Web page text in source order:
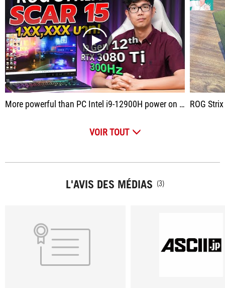
play
More powerful than PC Intel i9-12900H power on ROG STRIX SCAR 15, the world's most powerful notebook (now). ROG Strix
VOIR TOUT
L'AVIS DES MÉDIAS (3)